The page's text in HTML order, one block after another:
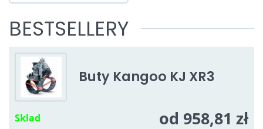
BESTSELLERY
Buty Kangoo KJ XR3
Sklad od 958,81 zł